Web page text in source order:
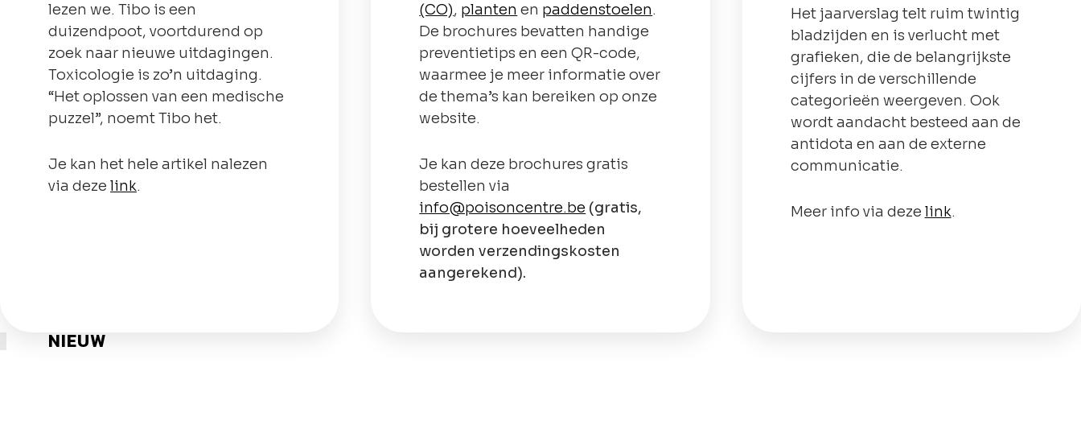
lezen we. Tibo is een
duizendpoot, voortdurend op
zoek naar nieuwe uitdagingen.
Toxicologie is zo’n uitdaging.
“Het oplossen van een medische
puzzel”, noemt Tibo het.
Je kan het hele artikel nalezen
via deze link.
(CO), planten en paddenstoelen.
De brochures bevatten handige
preventietips en een QR-code,
waarmee je meer informatie over
de thema’s kan bereiken op onze
website.
Je kan deze brochures gratis
bestellen via
info@poisoncentre.be (gratis,
bij grotere hoeveelheden
worden verzendingskosten
aangerekend).
Het jaarverslag telt ruim twintig
bladzijden en is verlucht met
grafieken, die de belangrijkste
cijfers in de verschillende
categorieën weergeven. Ook
wordt aandacht besteed aan de
antidota en aan de externe
communicatie.
Meer info via deze link.
NIEUW